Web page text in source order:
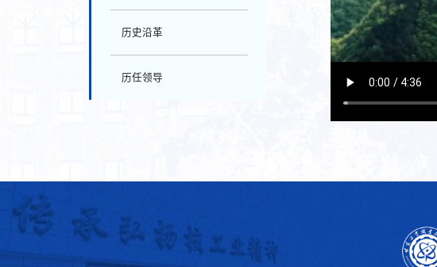
历史沿革
历任领导